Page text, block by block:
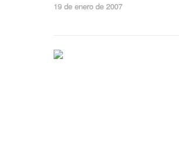
19 de enero de 2007